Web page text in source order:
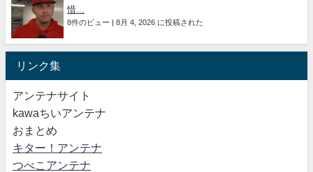
惜...
8件のビュー 8月 4, 2026 に投稿された
リンク集
アンテナサイト
kawaちいアンテナ
おまとめ
キター！アンテナ
つべこアンテナ